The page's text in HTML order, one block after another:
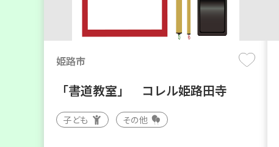
姫路市
「書道教室」 コレル姫路田寺
子ども その他